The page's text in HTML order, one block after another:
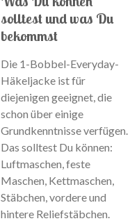
solltest und was Du
bekommst
Die 1-Bobbel-Everyday-
Häkeljacke ist für
diejenigen geeignet, die
schon über einige
Grundkenntnisse verfügen.
Das solltest Du können:
Luftmaschen, feste
Maschen, Kettmaschen,
Stäbchen, vordere und
hintere Reliefstäbchen.